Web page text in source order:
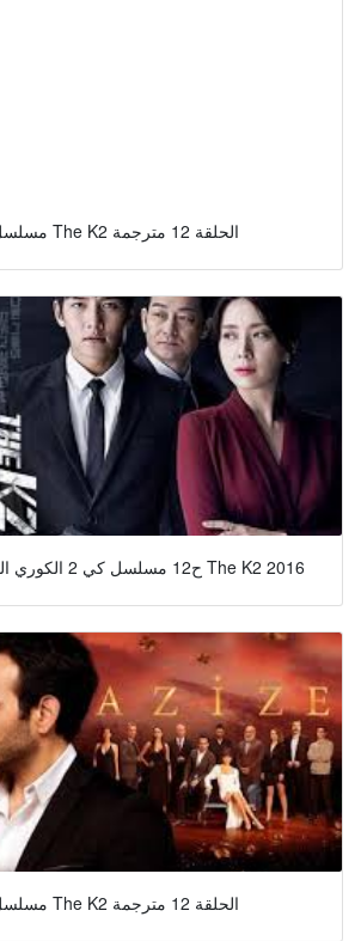
مسلسل كي 2 The K2 الحلقة 12 مترجمة
ح12 مسلسل كي 2 الكوري الحلقة 12 مترجمة The K2 2016
مسلسل كي 2 The K2 الحلقة 12 مترجمة